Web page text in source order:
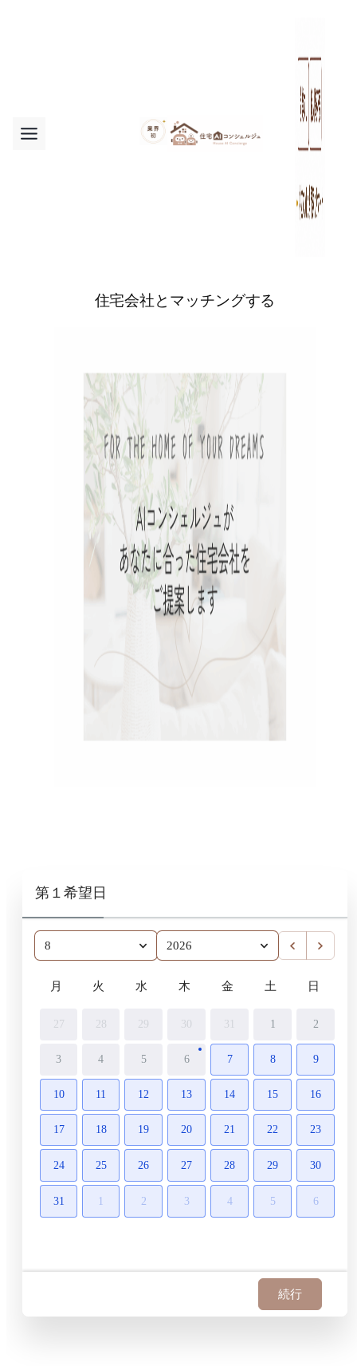
住宅会社とマッチングする
第１希望日
8 2026
月 火 水 木 金 土 日
27 28 29 30 1 2
3 4 5 6 7 8 9
10 11 12 13 14 15 16
17 18 19 20 21 22 23
24 25 26 27 28 29 30
31 1 2 3 4 5 6
続行